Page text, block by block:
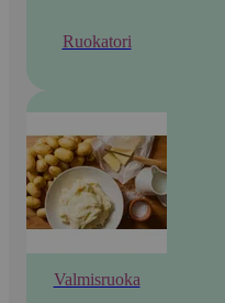
Ruokatori
Valmisruoka